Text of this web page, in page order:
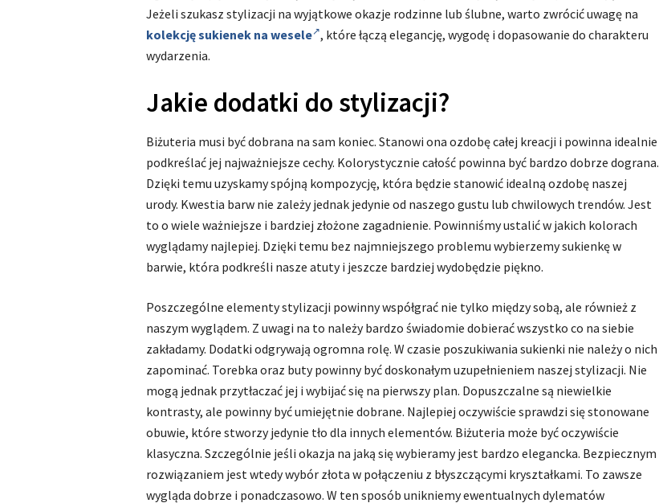
Jeżeli szukasz stylizacji na wyjątkowe okazje rodzinne lub ślubne, warto zwrócić uwagę na
kolekcję sukienek na wesele , które łączą elegancję, wygodę i dopasowanie do charakteru
wydarzenia.
Jakie dodatki do stylizacji?
Biżuteria musi być dobrana na sam koniec. Stanowi ona ozdobę całej kreacji i powinna idealnie
podkreślać jej najważniejsze cechy. Kolorystycznie całość powinna być bardzo dobrze dograna.
Dzięki temu uzyskamy spójną kompozycję, która będzie stanowić idealną ozdobę naszej
urody. Kwestia barw nie zależy jednak jedynie od naszego gustu lub chwilowych trendów. Jest
to o wiele ważniejsze i bardziej złożone zagadnienie. Powinniśmy ustalić w jakich kolorach
wyglądamy najlepiej. Dzięki temu bez najmniejszego problemu wybierzemy sukienkę w
barwie, która podkreśli nasze atuty i jeszcze bardziej wydobędzie piękno.
Poszczególne elementy stylizacji powinny współgrać nie tylko między sobą, ale również z
naszym wyglądem. Z uwagi na to należy bardzo świadomie dobierać wszystko co na siebie
zakładamy. Dodatki odgrywają ogromna rolę. W czasie poszukiwania sukienki nie należy o nich
zapominać. Torebka oraz buty powinny być doskonałym uzupełnieniem naszej stylizacji. Nie
mogą jednak przytłaczać jej i wybijać się na pierwszy plan. Dopuszczalne są niewielkie
kontrasty, ale powinny być umiejętnie dobrane. Najlepiej oczywiście sprawdzi się stonowane
obuwie, które stworzy jedynie tło dla innych elementów. Biżuteria może być oczywiście
klasyczna. Szczególnie jeśli okazja na jaką się wybieramy jest bardzo elegancka. Bezpiecznym
rozwiązaniem jest wtedy wybór złota w połączeniu z błyszczącymi kryształkami. To zawsze
wygląda dobrze i ponadczasowo. W ten sposób unikniemy ewentualnych dylematów